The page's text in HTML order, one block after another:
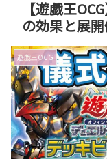
【遊戯王
の効果と展
遊戯王OCG